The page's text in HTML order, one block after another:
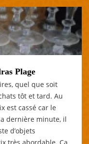
Plage
quel que soit
tôt et tard. Au
est cassé car le
dernière minute, il
d’objets
très abordable. Ça